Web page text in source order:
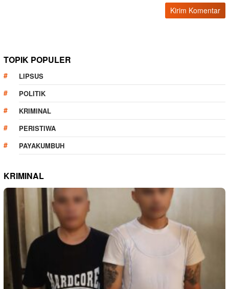
TOPIK POPULER
LIPSUS
POLITIK
KRIMINAL
PERISTIWA
PAYAKUMBUH
KRIMINAL